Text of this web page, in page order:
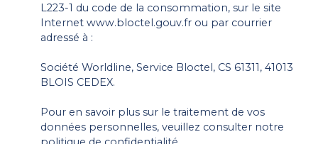
L223-1 du code de la consommation, sur le site
Internet www.bloctel.gouv.fr ou par courrier
adressé à :
Société Worldline, Service Bloctel, CS 61311, 41013
BLOIS CEDEX.
Pour en savoir plus sur le traitement de vos
données personnelles, veuillez consulter notre